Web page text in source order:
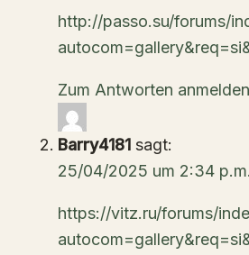
http://passo.su/forums/
Zum Antworten anmelden
Barry4181 sagt:
25/04/2025 um 2:34
https://vitz.ru/forums/